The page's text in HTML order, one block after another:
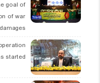
goal of
of war
damages
started